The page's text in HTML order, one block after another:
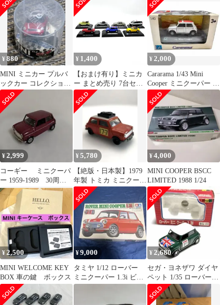
て
¥880
MINI ミニカー プルバ
ックカー コレクショ
ン ６台コンプリート
¥ 1,400
【おまけ有り】ミニカ
ー まとめ売り 7台セッ
ト REAL-X Kitahara
BMW Mini Cooper 旧車
1/72
¥ 2,000
Cararama 1/43 Mini
Cooper ミニクーパー 箱
付
¥2,999
コーギー ミニクーパ
ー 1959-1989 30周年
記念モデル 英国製
¥5,780
【絶版・日本製】1979
年製 トミカ ミニクーパ
ー ヴィンテージ
¥4,000
MINI COOPER BSCC
LIMITED 1988 1/24
¥2,500
MINI WELCOME KEY
BOX 車の鍵 ボックス
¥9,000
タミヤ 1/12 ローバー
ミニクーパー 1.3i ビッ
グスケール 未組み立
¥ 2,680
セガ・ヨネザワ ダイヤ
ペット 1/35 ローバー
ミニ クーパー 1.3i